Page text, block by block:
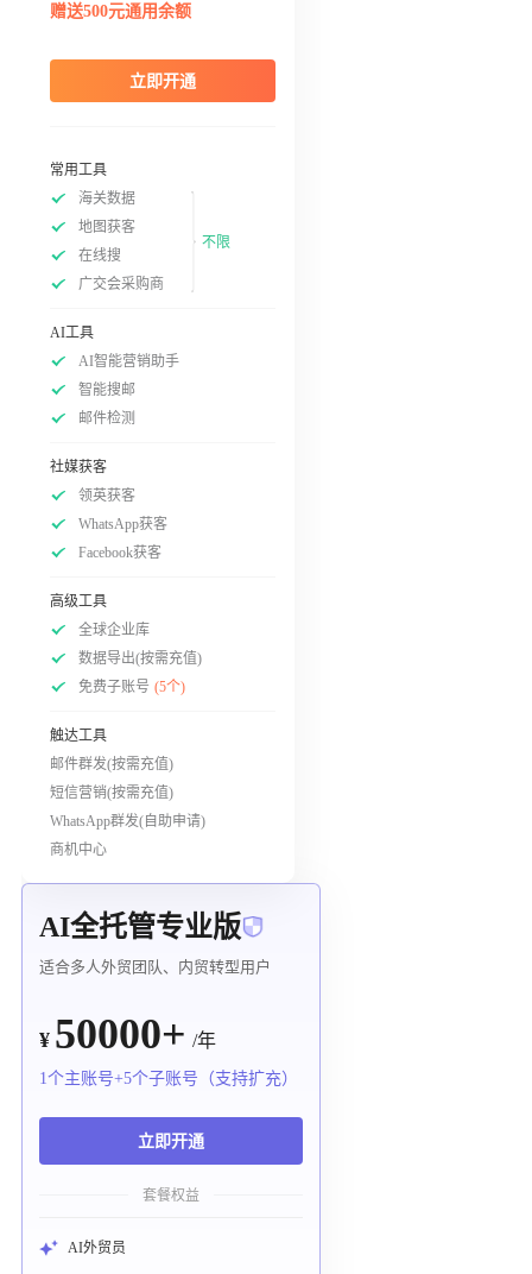
赠送500元通用余额
立即开通
常用工具
海关数据
地图获客
在线搜
广交会采购商
不限
AI工具
AI智能营销助手
智能搜邮
邮件检测
社媒获客
领英获客
WhatsApp获客
Facebook获客
高级工具
全球企业库
数据导出(按需充值)
免费子账号 (5个)
触达工具
邮件群发(按需充值)
短信营销(按需充值)
WhatsApp群发(自助申请)
商机中心
AI全托管专业版
适合多人外贸团队、内贸转型用户
¥ 50000+ /年
1个主账号+5个子账号（支持扩充）
立即开通
套餐权益
AI外贸员